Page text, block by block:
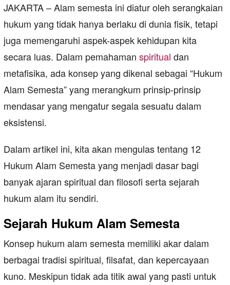
JAKARTA – Alam semesta ini diatur oleh serangkaian
hukum yang tidak hanya berlaku di dunia fisik, tetapi
juga memengaruhi aspek-aspek kehidupan kita
secara luas. Dalam pemahaman spiritual dan
metafisika, ada konsep yang dikenal sebagai “Hukum
Alam Semesta” yang merangkum prinsip-prinsip
mendasar yang mengatur segala sesuatu dalam
eksistensi.
Dalam artikel ini, kita akan mengulas tentang 12
Hukum Alam Semesta yang menjadi dasar bagi
banyak ajaran spiritual dan filosofi serta sejarah
hukum alam itu sendiri.
Sejarah Hukum Alam Semesta
Konsep hukum alam semesta memiliki akar dalam
berbagai tradisi spiritual, filsafat, dan kepercayaan
kuno. Meskipun tidak ada titik awal yang pasti untuk